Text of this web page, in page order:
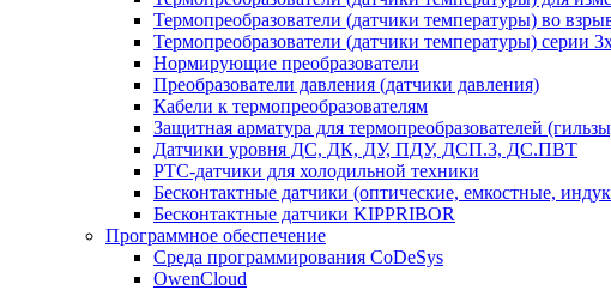
Термопреобразователи (датчики температуры) во
Термопреобразователи (датчики температуры) серии
Нормирующие преобразователи
Преобразователи давления (датчики давления)
Кабели к термопреобразователям
Защитная арматура для термопреобразователей
Датчики уровня ДС, ДК, ДУ, ПДУ, ДСП.3, ДС.ПВТ
PTC-датчики для холодильной техники
Бесконтактные датчики (оптические, емкостные,
Бесконтактные датчики KIPPRIBOR
Программное обеспечение
Среда программирования CoDeSys
OwenCloud